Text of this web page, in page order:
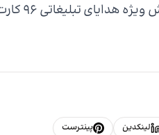
لینکدین پینترست